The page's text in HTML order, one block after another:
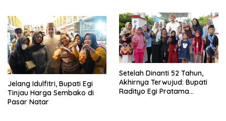
Jelang Idulfitri, Bupati Egi
Tinjau Harga Sembako di
Pasar Natar
Setelah Dinanti 52 Tahun,
Akhirnya Terwujud: Bupati
Radityo Egi Pratama